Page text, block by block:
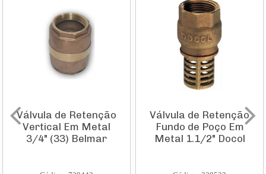
Válvula de Retenção
Vertical Em Metal
3/4" (33) Belmar
Válvula de Retenção
Fundo de Poço Em
Metal 1.1/2" Docol